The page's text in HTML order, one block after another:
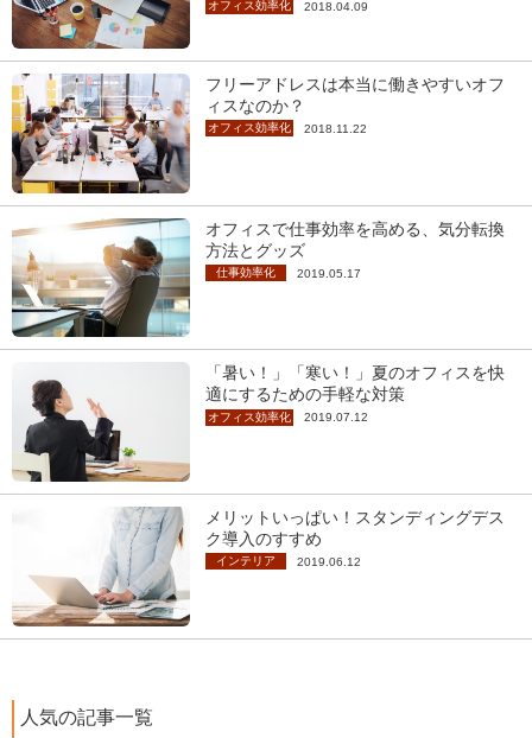
オフィス効率化 2018.04.09
フリーアドレスは本当に働きやすいオフ
ィスなのか？
オフィス効率化 2018.11.22
オフィスで仕事効率を高める、気分転換
方法とグッズ
仕事効率化 2019.05.17
「暑い！」「寒い！」夏のオフィスを快
適にするための手軽な対策
オフィス効率化 2019.07.12
メリットいっぱい！スタンディングデス
ク導入のすすめ
インテリア 2019.06.12
人気の記事一覧